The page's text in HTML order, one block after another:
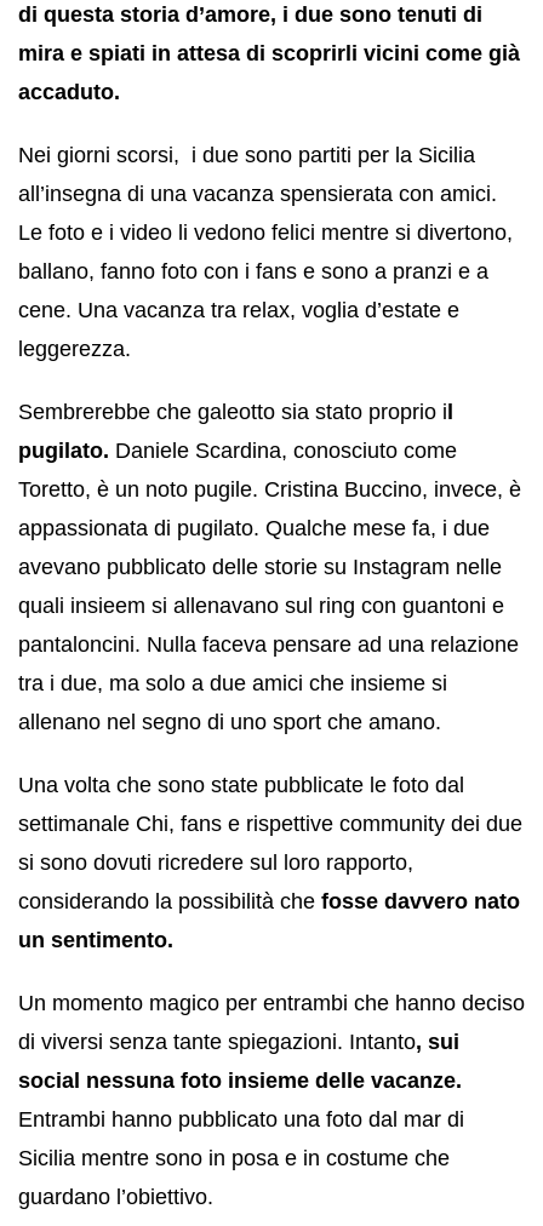
di questa storia d’amore, i due sono tenuti di
mira e spiati in attesa di scoprirli vicini come già
accaduto.
Nei giorni scorsi, i due sono partiti per la Sicilia
all’insegna di una vacanza spensierata con amici.
Le foto e i video li vedono felici mentre si divertono,
ballano, fanno foto con i fans e sono a pranzi e a
cene. Una vacanza tra relax, voglia d’estate e
leggerezza.
Sembrerebbe che galeotto sia stato proprio il
pugilato. Daniele Scardina, conosciuto come
Toretto, è un noto pugile. Cristina Buccino, invece, è
appassionata di pugilato. Qualche mese fa, i due
avevano pubblicato delle storie su Instagram nelle
quali insieem si allenavano sul ring con guantoni e
pantaloncini. Nulla faceva pensare ad una relazione
tra i due, ma solo a due amici che insieme si
allenano nel segno di uno sport che amano.
Una volta che sono state pubblicate le foto dal
settimanale Chi, fans e rispettive community dei due
si sono dovuti ricredere sul loro rapporto,
considerando la possibilità che fosse davvero nato
un sentimento.
Un momento magico per entrambi che hanno deciso
di viversi senza tante spiegazioni. Intanto, sui
social nessuna foto insieme delle vacanze.
Entrambi hanno pubblicato una foto dal mar di
Sicilia mentre sono in posa e in costume che
guardano l’obiettivo.